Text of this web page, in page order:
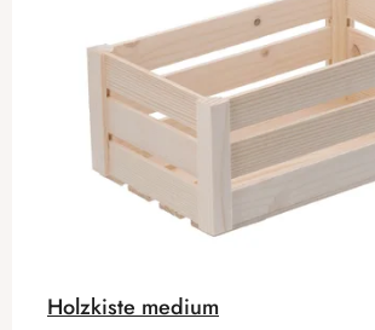
Holzkiste medium